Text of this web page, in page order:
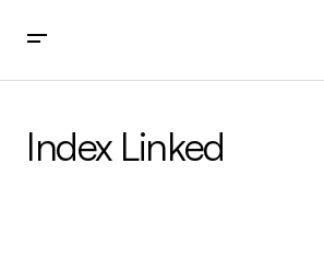
Index Linked